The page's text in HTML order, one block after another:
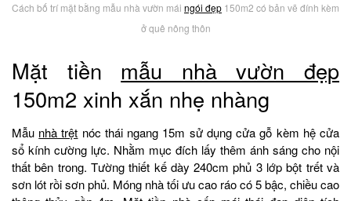
Cách bố trí mặt bằng mẫu nhà vườn mái ngói đẹp 150m2 có bản vẽ đính kèm
ở quê nông thôn
Mặt tiền mẫu nhà vườn đẹp
150m2 xinh xắn nhẹ nhàng
Mẫu nhà trệt nóc thái ngang 15m sử dụng cửa gỗ kèm hệ cửa
sổ kính cường lực. Nhằm mục đích lấy thêm ánh sáng cho nội
thất bên trong. Tường thiết kế dày 240cm phủ 3 lớp bột trết và
sơn lót rồi sơn phủ. Móng nhà tối ưu cao ráo có 5 bậc, chiều cao